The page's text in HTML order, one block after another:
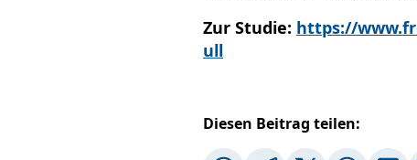
Zur Studie: https://
ull
Diesen Beitrag teilen: